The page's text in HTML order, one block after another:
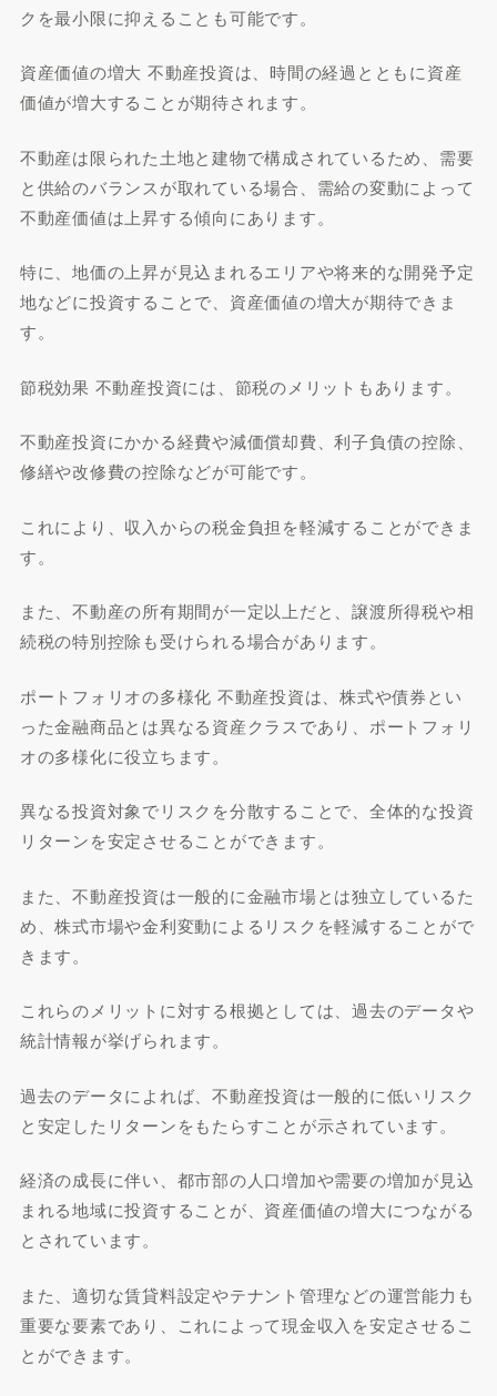
クを最小限に抑えることも可能です。
資産価値の増大 不動産投資は、時間の経過とともに資産
価値が増大することが期待されます。
不動産は限られた土地と建物で構成されているため、需要
と供給のバランスが取れている場合、需給の変動によって
不動産価値は上昇する傾向にあります。
特に、地価の上昇が見込まれるエリアや将来的な開発予定
地などに投資することで、資産価値の増大が期待できま
す。
節税効果 不動産投資には、節税のメリットもあります。
不動産投資にかかる経費や減価償却費、利子負債の控除、
修繕や改修費の控除などが可能です。
これにより、収入からの税金負担を軽減することができま
す。
また、不動産の所有期間が一定以上だと、譲渡所得税や相
続税の特別控除も受けられる場合があります。
ポートフォリオの多様化 不動産投資は、株式や債券とい
った金融商品とは異なる資産クラスであり、ポートフォリ
オの多様化に役立ちます。
異なる投資対象でリスクを分散することで、全体的な投資
リターンを安定させることができます。
また、不動産投資は一般的に金融市場とは独立しているた
め、株式市場や金利変動によるリスクを軽減することがで
きます。
これらのメリットに対する根拠としては、過去のデータや
統計情報が挙げられます。
過去のデータによれば、不動産投資は一般的に低いリスク
と安定したリターンをもたらすことが示されています。
経済の成長に伴い、都市部の人口増加や需要の増加が見込
まれる地域に投資することが、資産価値の増大につながる
とされています。
また、適切な賃貸料設定やテナント管理などの運営能力も
重要な要素であり、これによって現金収入を安定させるこ
とができます。